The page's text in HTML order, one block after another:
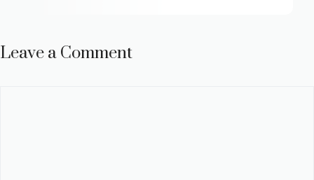
Leave a Comment